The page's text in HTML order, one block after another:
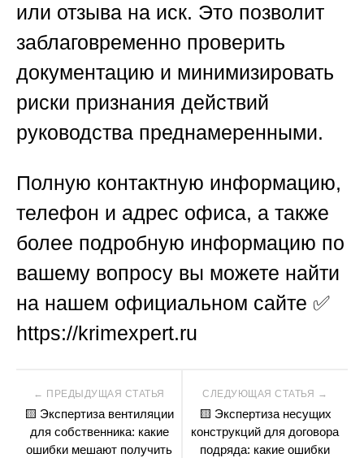
или отзыва на иск. Это позволит
заблаговременно проверить
документацию и минимизировать
риски признания действий
руководства преднамеренными.
Полную контактную информацию,
телефон и адрес офиса, а также
более подробную информацию по
вашему вопросу вы можете найти
на нашем официальном сайте ✅
https://krimexpert.ru
Навигация
по
🟨 Экспертиза вентиляции
для собственника: какие
ошибки мешают получить
🟨 Экспертиза несущих
конструкций для договора
подряда: какие ошибки